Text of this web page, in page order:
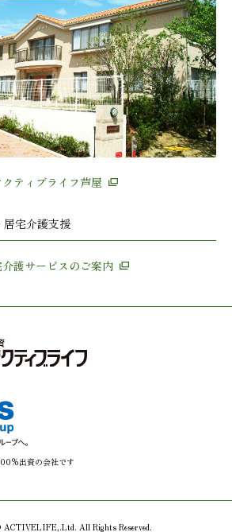
クティブライフ芦屋
宅介護支援
護サービスのご案内
出資の会社です
ACTIVELIFE,.Ltd. All Rights Reserved.